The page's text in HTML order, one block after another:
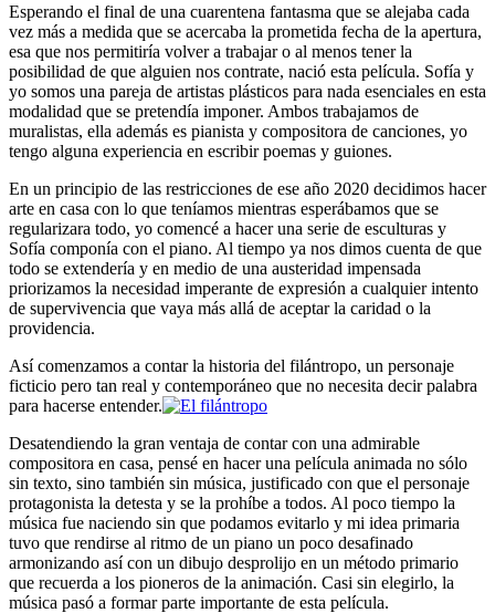
Esperando el final de una cuarentena fantasma que se alejaba cada
vez más a medida que se acercaba la prometida fecha de la apertura,
esa que nos permitiría volver a trabajar o al menos tener la
posibilidad de que alguien nos contrate, nació esta película. Sofía y
yo somos una pareja de artistas plásticos para nada esenciales en esta
modalidad que se pretendía imponer. Ambos trabajamos de
muralistas, ella además es pianista y compositora de canciones, yo
tengo alguna experiencia en escribir poemas y guiones.
En un principio de las restricciones de ese año 2020 decidimos hacer
arte en casa con lo que teníamos mientras esperábamos que se
regularizara todo, yo comencé a hacer una serie de esculturas y
Sofía componía con el piano. Al tiempo ya nos dimos cuenta de que
todo se extendería y en medio de una austeridad impensada
priorizamos la necesidad imperante de expresión a cualquier intento
de supervivencia que vaya más allá de aceptar la caridad o la
providencia.
Así comenzamos a contar la historia del filántropo, un personaje
ficticio pero tan real y contemporáneo que no necesita decir palabra
para hacerse entender.
Desatendiendo la gran ventaja de contar con una admirable
compositora en casa, pensé en hacer una película animada no sólo
sin texto, sino también sin música, justificado con que el personaje
protagonista la detesta y se la prohíbe a todos. Al poco tiempo la
música fue naciendo sin que podamos evitarlo y mi idea primaria
tuvo que rendirse al ritmo de un piano un poco desafinado
armonizando así con un dibujo desprolijo en un método primario
que recuerda a los pioneros de la animación. Casi sin elegirlo, la
música pasó a formar parte importante de esta película.